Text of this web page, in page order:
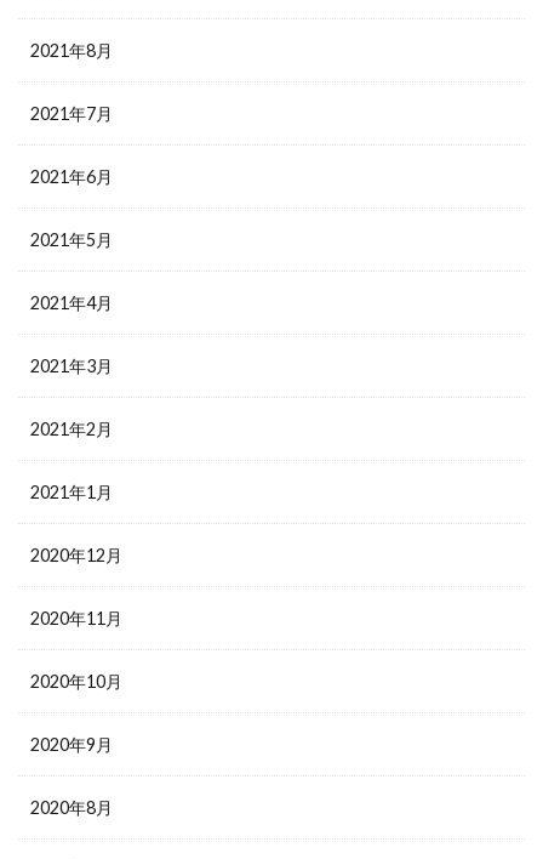
2021年8月
2021年7月
2021年6月
2021年5月
2021年4月
2021年3月
2021年2月
2021年1月
2020年12月
2020年11月
2020年10月
2020年9月
2020年8月